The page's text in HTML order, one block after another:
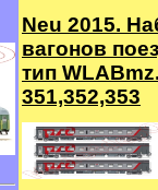
Neu 2015.
вагонов
тип
351,352,353